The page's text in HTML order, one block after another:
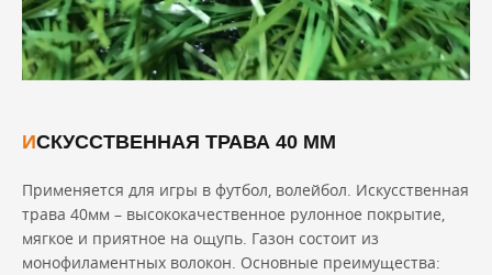
ИСКУССТВЕННАЯ ТРАВА 40 ММ
Применяется для игры в футбол, волейбол. Искусственная
трава 40мм – высококачественное рулонное покрытие,
мягкое и приятное на ощупь. Газон состоит из
монофиламентных волокон. Основные преимущества: